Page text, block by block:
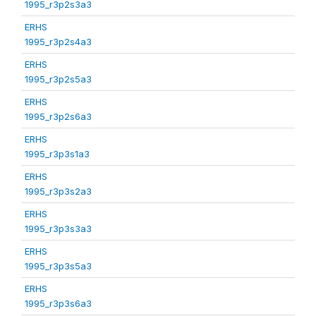
1995_r3p2s3a3
ERHS
1995_r3p2s4a3
ERHS
1995_r3p2s5a3
ERHS
1995_r3p2s6a3
ERHS
1995_r3p3s1a3
ERHS
1995_r3p3s2a3
ERHS
1995_r3p3s3a3
ERHS
1995_r3p3s5a3
ERHS
1995_r3p3s6a3